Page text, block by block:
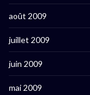
août 2009
juillet 2009
juin 2009
mai 2009